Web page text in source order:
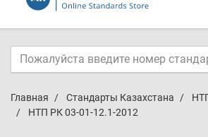
Главная Стандарты Казахстана
НТП РК 03-01-12.1-2012